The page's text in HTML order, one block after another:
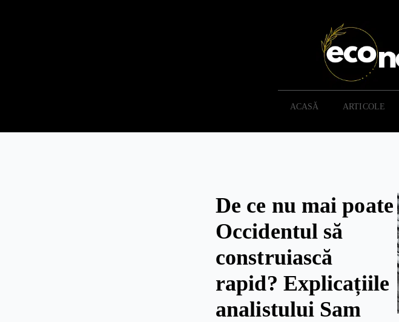
ACASĂ ARTICOLE
De ce nu mai poate
Occidentul să
construiască
rapid? Explicațiile
analistului Sam